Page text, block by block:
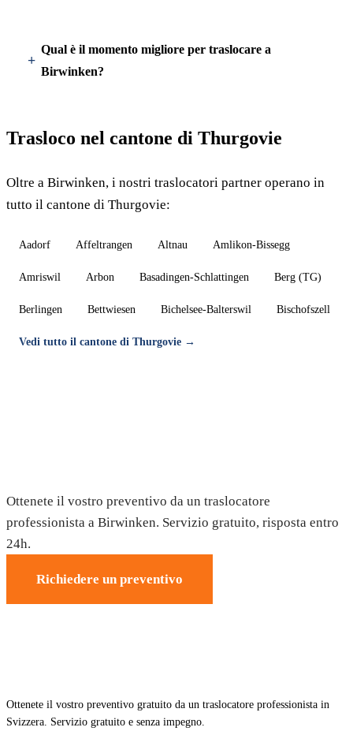
Qual è il momento migliore per traslocare a
Birwinken?
Trasloco nel cantone di Thurgovie
Oltre a Birwinken, i nostri traslocatori partner operano in
tutto il cantone di Thurgovie:
Aadorf Affeltrangen Altnau Amlikon-Bissegg
Amriswil Arbon Basadingen-Schlattingen Berg (TG)
Berlingen Bettwiesen Bichelsee-Balterswil Bischofszell
Vedi tutto il cantone di Thurgovie →
Ottenete il vostro preventivo da un traslocatore
professionista a Birwinken. Servizio gratuito, risposta entro
24h.
Richiedere un preventivo
Ottenete il vostro preventivo gratuito da un traslocatore professionista in
Svizzera. Servizio gratuito e senza impegno.